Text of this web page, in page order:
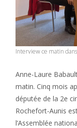
Interview ce matin
Anne-Laure
matin. Cinq mois
députée de la 2e
Rochefort-Aunis
l’Assemblée